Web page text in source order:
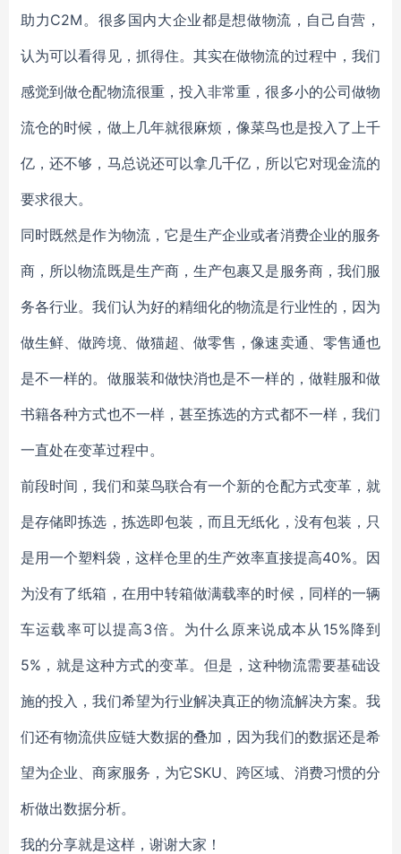
助力C2M。很多国内大企业都是想做物流，自己自营，
认为可以看得见，抓得住。其实在做物流的过程中，我们
感觉到做仓配物流很重，投入非常重，很多小的公司做物
流仓的时候，做上几年就很麻烦，像菜鸟也是投入了上千
亿，还不够，马总说还可以拿几千亿，所以它对现金流的
要求很大。
同时既然是作为物流，它是生产企业或者消费企业的服务
商，所以物流既是生产商，生产包裹又是服务商，我们服
务各行业。我们认为好的精细化的物流是行业性的，因为
做生鲜、做跨境、做猫超、做零售，像速卖通、零售通也
是不一样的。做服装和做快消也是不一样的，做鞋服和做
书籍各种方式也不一样，甚至拣选的方式都不一样，我们
一直处在变革过程中。
前段时间，我们和菜鸟联合有一个新的仓配方式变革，就
是存储即拣选，拣选即包装，而且无纸化，没有包装，只
是用一个塑料袋，这样仓里的生产效率直接提高40%。因
为没有了纸箱，在用中转箱做满载率的时候，同样的一辆
车运载率可以提高3倍。为什么原来说成本从15%降到
5%，就是这种方式的变革。但是，这种物流需要基础设
施的投入，我们希望为行业解决真正的物流解决方案。我
们还有物流供应链大数据的叠加，因为我们的数据还是希
望为企业、商家服务，为它SKU、跨区域、消费习惯的分
析做出数据分析。
我的分享就是这样，谢谢大家！